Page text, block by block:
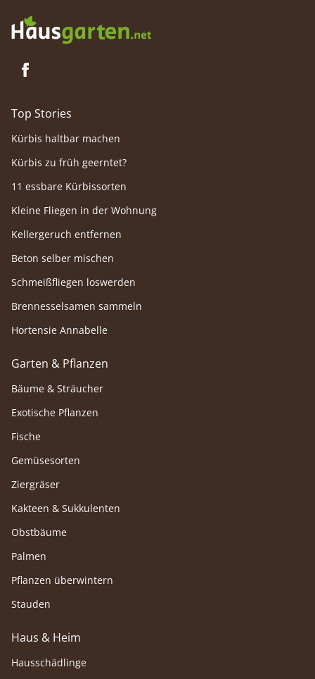
Top Stories
Kürbis haltbar machen
Kürbis zu früh geerntet?
11 essbare Kürbissorten
Kleine Fliegen in der Wohnung
Kellergeruch entfernen
Beton selber mischen
Schmeißfliegen loswerden
Brennesselsamen sammeln
Hortensie Annabelle
Garten & Pflanzen
Bäume & Sträucher
Exotische Pflanzen
Fische
Gemüsesorten
Ziergräser
Kakteen & Sukkulenten
Obstbäume
Palmen
Pflanzen überwintern
Stauden
Haus & Heim
Hausschädlinge